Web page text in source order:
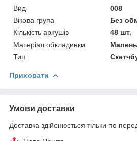
Вид
008
Вікова група
Без
Кількість аркушів
48 шт.
Матеріал обкладинки
Тип
Приховати
Умови доставки
Доставка здійснюється тільки по